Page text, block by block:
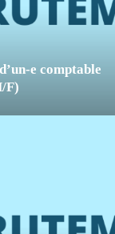
e comptable
F)